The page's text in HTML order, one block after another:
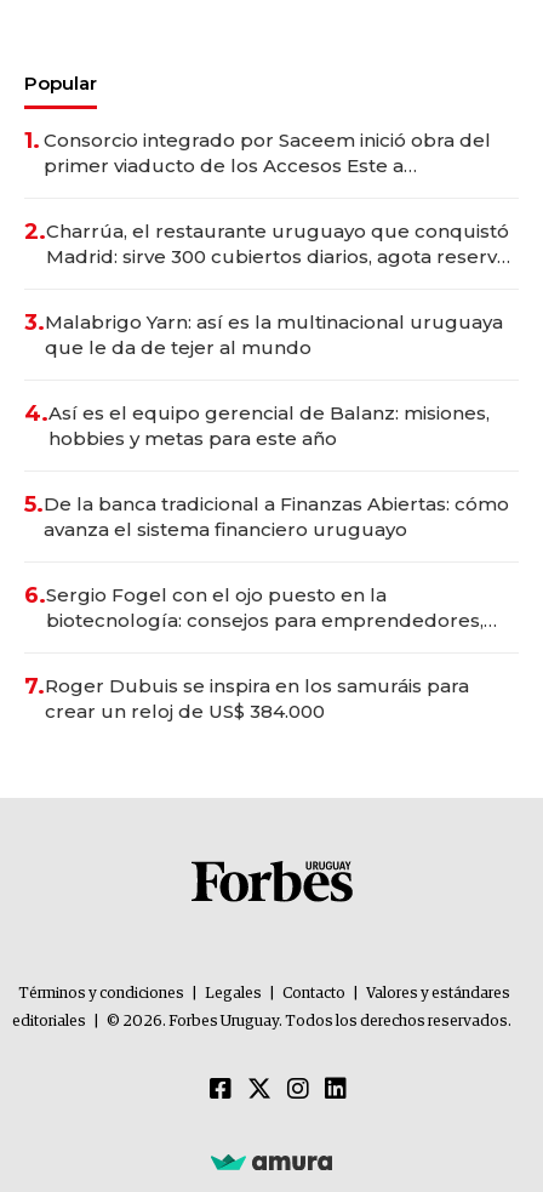
Popular
1. Consorcio integrado por Saceem inició obra del
primer viaducto de los Accesos Este a
2.Charrúa, el restaurante uruguayo que conquistó
Madrid: sirve 300 cubiertos diarios, agota reservas
3.Malabrigo Yarn: así es la multinacional uruguaya
que le da de tejer al mundo
4.Así es el equipo gerencial de Balanz: misiones,
hobbies y metas para este año
5.De la banca tradicional a Finanzas Abiertas: cómo
avanza el sistema financiero uruguayo
6.Sergio Fogel con el ojo puesto en la
biotecnología: consejos para emprendedores,
7.Roger Dubuis se inspira en los samuráis para
crear un reloj de US$ 384.000
Términos y condiciones Legales Contacto
Valores y estándares
editoriales
© 2026. Forbes Uruguay. Todos los derechos reservados.